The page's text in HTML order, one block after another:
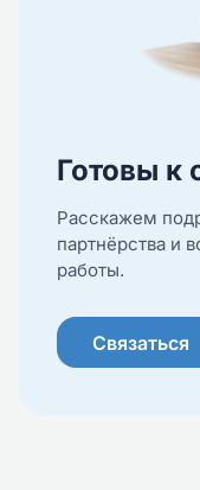
Готовы к
Расскажем
партнёрства и
работы.
Связаться